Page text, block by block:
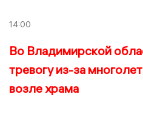
14:00
Во Владимирской
тревогу из-за
возле храма